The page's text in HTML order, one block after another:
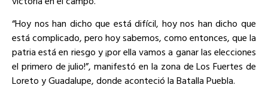
“Hoy nos han dicho que está difícil, hoy nos han dicho que
está complicado, pero hoy sabemos, como entonces, que la
patria está en riesgo y ¡por ella vamos a ganar las elecciones
el primero de julio!”, manifestó en la zona de Los Fuertes de
Loreto y Guadalupe, donde aconteció la Batalla Puebla.